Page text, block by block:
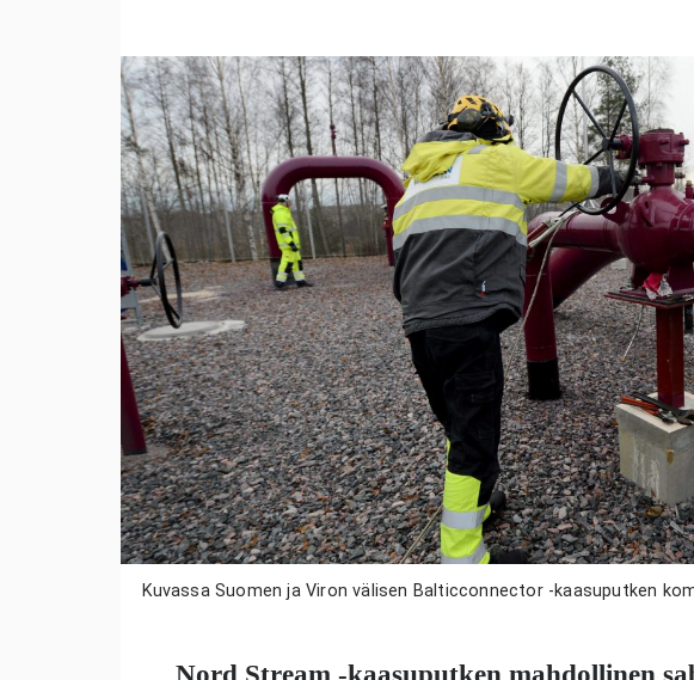
Kuvassa Suomen ja Viron välisen Balticconnector -kaasuputken